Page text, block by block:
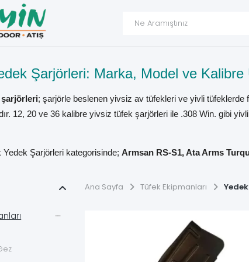
Şarjörleri: Marka, Model ve
şarjörleri; şarjörle beslenen yivsiz av tüfekleri ve yivli tüfeklerde
12, 20 ve 36 kalibre yivsiz tüfek şarjörleri ile .308 Win. gibi
Yedek Şarjörleri kategorisinde;Armsan RS-S1, Ata Arms
marka adına veya dış görünüşüne göre seçilmemelidir.
Şarjörü Çeşitleri
Ana Sayfa Tüfek Ekipmanları